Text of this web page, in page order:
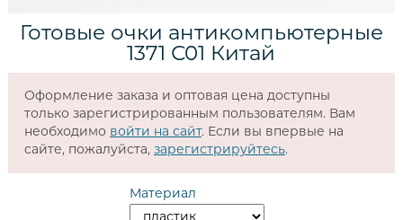
Готовые очки антикомпьютерные
1371 С01 Китай
Оформление заказа и оптовая цена доступны
только зарегистрированным пользователям. Вам
необходимо войти на сайт. Если вы впервые на
сайте, пожалуйста, зарегистрируйтесь.
Материал